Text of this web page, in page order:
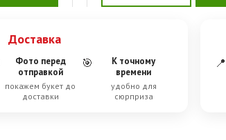
Доставка
Фото перед
отправкой
покажем букет до
доставки
🎯
К точному
времени
удобно для
сюрприза
📍